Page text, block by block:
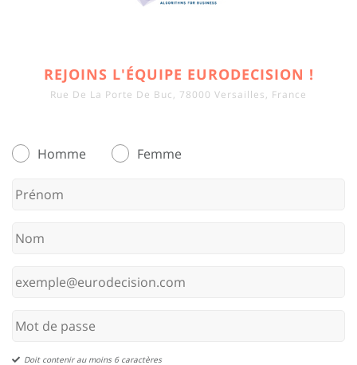
REJOINS L'ÉQUIPE EURODECISION !
Rue De La Porte De Buc, 78000 Versailles, France
Homme Femme
Doit contenir au moins 6 caractères